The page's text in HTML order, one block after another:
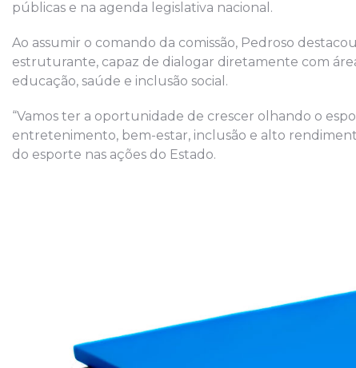
públicas e na agenda legislativa nacional.
Ao assumir o comando da comissão, Pedroso
estruturante, capaz de dialogar diretamente com
educação, saúde e inclusão social.
“Vamos ter a oportunidade de crescer olhando o
entretenimento, bem-estar, inclusão e alto
do esporte nas ações do Estado.